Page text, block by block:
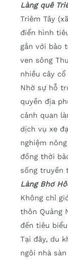
Làng quê
Triêm Tây
điển hình
gắn với bảo
ven sông
nhiều cây
Nhờ sự hỗ
quyền địa
cảnh quan
dịch vụ xe
nghiệm
đồng thời
sống truyền
Làng Bhơ
Không chỉ
thôn Quảng
đến tiêu
Tại đây, du
ngôi nhà